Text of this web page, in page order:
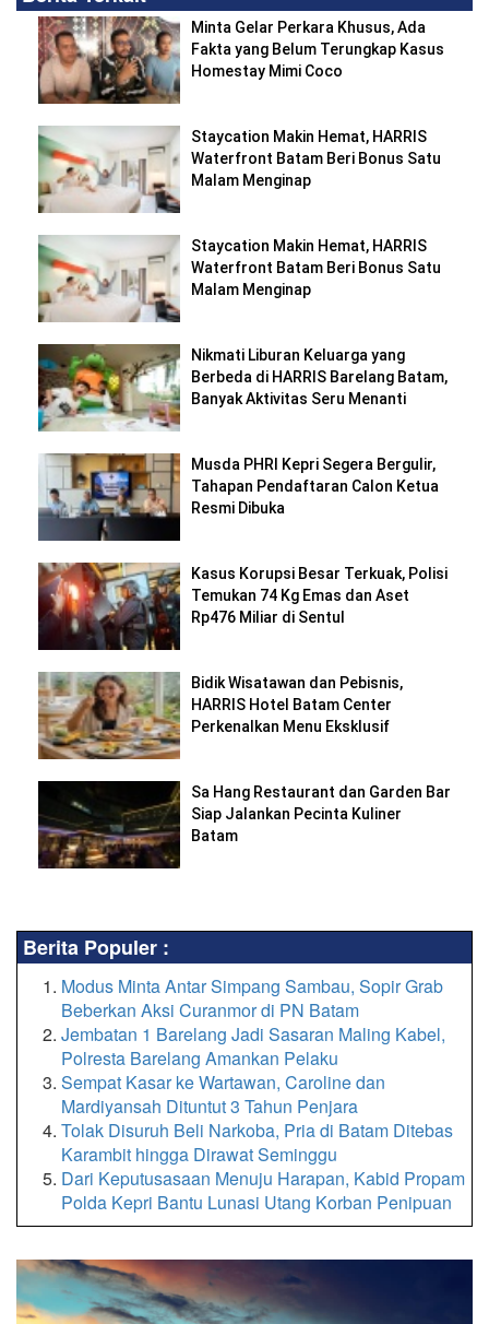
Minta Gelar Perkara Khusus, Ada
Fakta yang Belum Terungkap Kasus
Homestay Mimi Coco
Staycation Makin Hemat, HARRIS
Waterfront Batam Beri Bonus Satu
Malam Menginap
Staycation Makin Hemat, HARRIS
Waterfront Batam Beri Bonus Satu
Malam Menginap
Nikmati Liburan Keluarga yang
Berbeda di HARRIS Barelang Batam,
Banyak Aktivitas Seru Menanti
Musda PHRI Kepri Segera Bergulir,
Tahapan Pendaftaran Calon Ketua
Resmi Dibuka
Kasus Korupsi Besar Terkuak, Polisi
Temukan 74 Kg Emas dan Aset
Rp476 Miliar di Sentul
Bidik Wisatawan dan Pebisnis,
HARRIS Hotel Batam Center
Perkenalkan Menu Eksklusif
Sa Hang Restaurant dan Garden Bar
Siap Jalankan Pecinta Kuliner
Batam
Berita Populer :
Modus Minta Antar Simpang Sambau, Sopir Grab
Beberkan Aksi Curanmor di PN Batam
Jembatan 1 Barelang Jadi Sasaran Maling Kabel,
Polresta Barelang Amankan Pelaku
Sempat Kasar ke Wartawan, Caroline dan
Mardiyansah Dituntut 3 Tahun Penjara
Tolak Disuruh Beli Narkoba, Pria di Batam Ditebas
Karambit hingga Dirawat Seminggu
Dari Keputusasaan Menuju Harapan, Kabid Propam
Polda Kepri Bantu Lunasi Utang Korban Penipuan